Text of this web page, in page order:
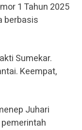
1 Tahun 2025
berbasis
Sumekar.
Keempat,
Juhari